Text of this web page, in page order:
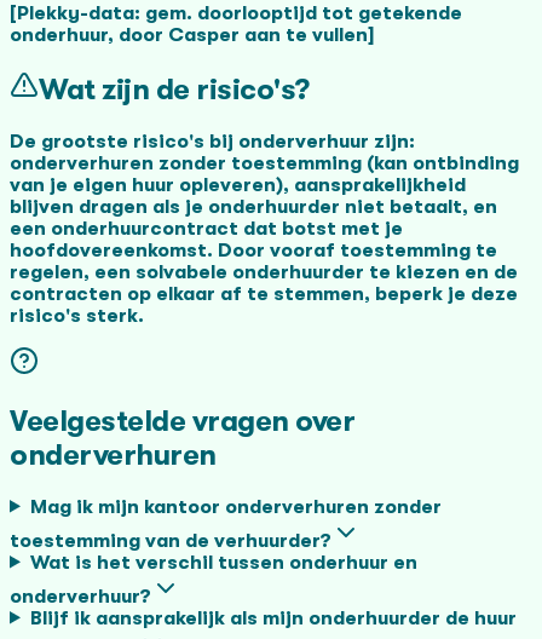
[Plekky-data: gem. doorlooptijd tot getekende
onderhuur, door Casper aan te vullen]
Wat zijn de risico's?
De grootste risico's bij onderverhuur zijn:
onderverhuren zonder toestemming (kan ontbinding
van je eigen huur opleveren), aansprakelijkheid
blijven dragen als je onderhuurder niet betaalt, en
een onderhuurcontract dat botst met je
hoofdovereenkomst. Door vooraf toestemming te
regelen, een solvabele onderhuurder te kiezen en de
contracten op elkaar af te stemmen, beperk je deze
risico's sterk.
Veelgestelde vragen over
onderverhuren
Mag ik mijn kantoor onderverhuren zonder
toestemming van de verhuurder?
Wat is het verschil tussen onderhuur en
onderverhuur?
Blijf ik aansprakelijk als mijn onderhuurder de huur